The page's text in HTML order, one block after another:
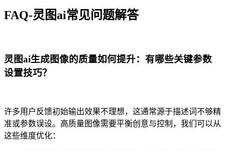
FAQ-灵图ai常见问题解答
灵图ai生成图像的质量如何提升：有哪些关键参数
设置技巧？
许多用户反馈初始输出效果不理想，这通常源于描述词不够精
准或参数误设。高质量图像需要平衡创意与控制，我们可以从
这些维度优化：